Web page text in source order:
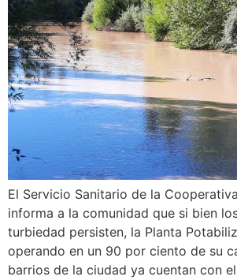
El Servicio Sanitario de la
informa a la comunidad que si bien
turbiedad persisten, la Planta
operando en un 90 por ciento de su
barrios de la ciudad ya cuentan con